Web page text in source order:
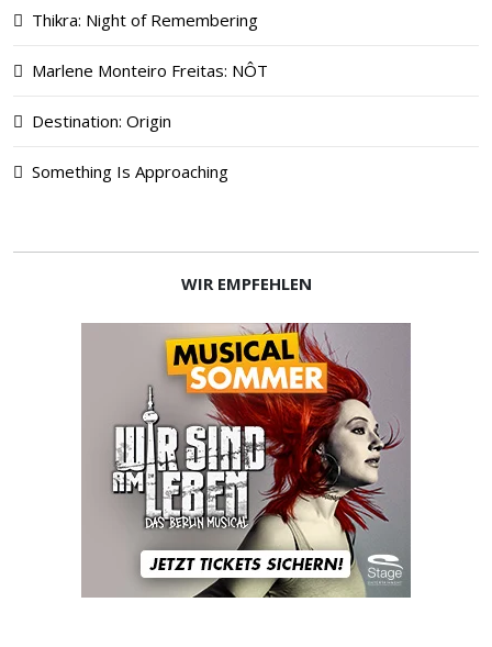
Thikra: Night of Remembering
Marlene Monteiro Freitas: NÔT
Destination: Origin
Something Is Approaching
WIR EMPFEHLEN